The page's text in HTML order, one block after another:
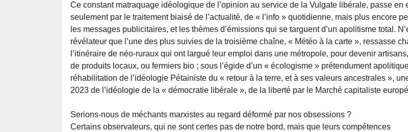
Ce constant matraquage idéologique de l’opinion au service de la Vulgate libérale, passe en
seulement par le traitement biaisé de l’actualité, de « l’info » quotidienne, mais plus encore
les messages publicitaires, et les thèmes d’émissions qui se targuent d’un apolitisme total.
révélateur que l’une des plus suivies de la troisième chaîne, « Météo à la carte », ressasse
l’itinéraire de néo-ruraux qui ont largué leur emploi dans une métropole, pour devenir
de produits locaux, ou fermiers bio ; sous l’égide d’un « écologisme » prétendument
réhabilitation de l’idéologie Pétainiste du « retour à la terre, et à ses valeurs ancestrales »,
2023 de l’idéologie de la « démocratie libérale », de la liberté par le Marché capitaliste
Serions-nous de méchants marxistes au regard déformé par nos obsessions ?
Certains observateurs, qui ne sont certes pas de notre bord, mais que leurs compétences